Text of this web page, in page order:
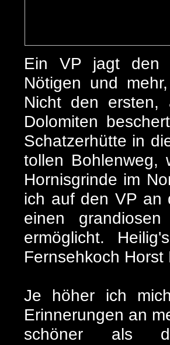
Ein VP jagt den
Nötigen und
Nicht den ersten,
Dolomiten
Schatzerhütte in
tollen
Hornisgrinde im
ich auf den VP an
einen
ermöglicht.
Fernsehkoch
Je höher ich
Erinnerungen an
schöner als